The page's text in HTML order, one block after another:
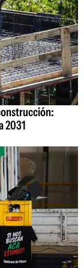
2031